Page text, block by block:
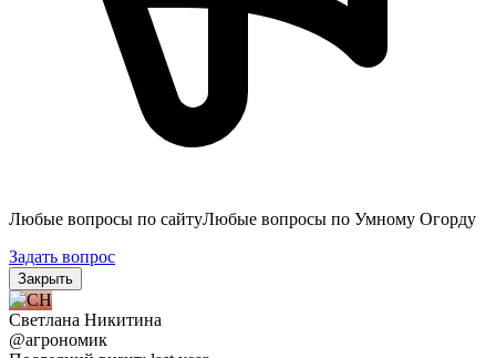
Любые вопросы по сайтуЛюбые вопросы по Умному Огорду
Задать вопрос
Закрыть
Светлана Никитина
@агрономик